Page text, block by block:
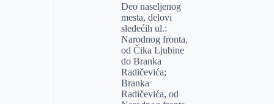
Deo naseljenog
mesta, delovi
sledećih ul.:
Narodnog fronta,
od Čika Ljubine
do Branka
Radičevića;
Branka
Radičevića, od